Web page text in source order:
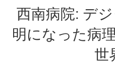
西南病院: デ
明になった病
世